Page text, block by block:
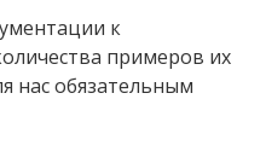
к
примеров их
нас обязательным